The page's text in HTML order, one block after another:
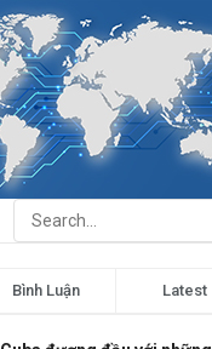
Bình Luận Latest